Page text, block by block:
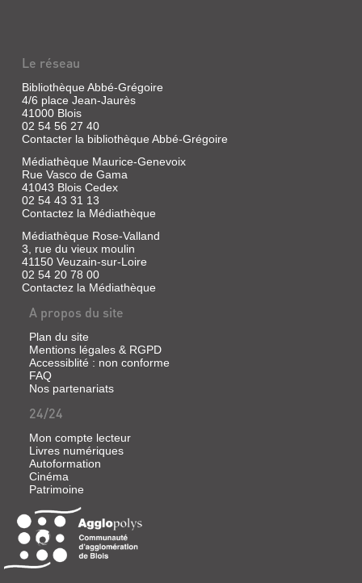
Le réseau
Bibliothèque Abbé-Grégoire
4/6 place Jean-Jaurès
41000 Blois
02 54 56 27 40
Contacter la bibliothèque Abbé-Grégoire
Médiathèque Maurice-Genevoix
Rue Vasco de Gama
41043 Blois Cedex
02 54 43 31 13
Contactez la Médiathèque
Médiathèque Rose-Valland
3, rue du vieux moulin
41150 Veuzain-sur-Loire
02 54 20 78 00
Contactez la Médiathèque
A propos du site
Plan du site
Mentions légales & RGPD
Accessiblité : non conforme
FAQ
Nos partenariats
24/24
Mon compte lecteur
Livres numériques
Autoformation
Cinéma
Patrimoine